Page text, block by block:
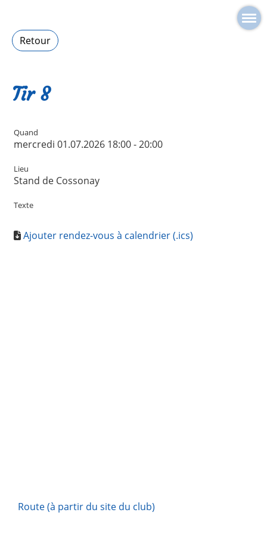
Retour
Tir 8
Quand
mercredi 01.07.2026 18:00 - 20:00
Lieu
Stand de Cossonay
Texte
Ajouter rendez-vous à calendrier (.ics)
Route (à partir du site du club)